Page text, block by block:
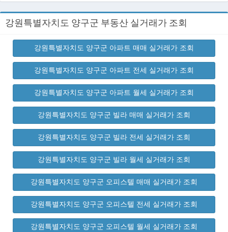
강원특별자치도 양구군 부동산 실거래가 조회
강원특별자치도 양구군 아파트 매매 실거래가 조회
강원특별자치도 양구군 아파트 전세 실거래가 조회
강원특별자치도 양구군 아파트 월세 실거래가 조회
강원특별자치도 양구군 빌라 매매 실거래가 조회
강원특별자치도 양구군 빌라 전세 실거래가 조회
강원특별자치도 양구군 빌라 월세 실거래가 조회
강원특별자치도 양구군 오피스텔 매매 실거래가 조회
강원특별자치도 양구군 오피스텔 전세 실거래가 조회
강원특별자치도 양구군 오피스텔 월세 실거래가 조회